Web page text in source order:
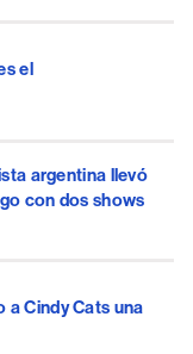
el
argentina llevó
con dos shows
a Cindy Cats una